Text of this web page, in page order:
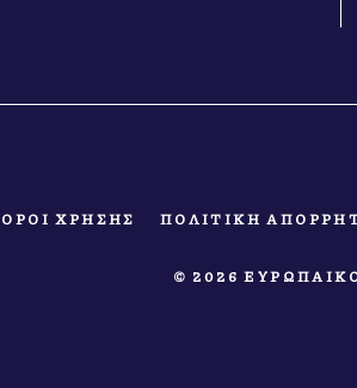
ΟΡΟΙ ΧΡΗΣΗΣ ΠΟΛΙΤΙΚΗ
© 2026